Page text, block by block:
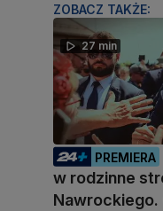
ZOBACZ TAKŻE:
27 min
PREMIERA
w rodzinne
Nawrockiego.